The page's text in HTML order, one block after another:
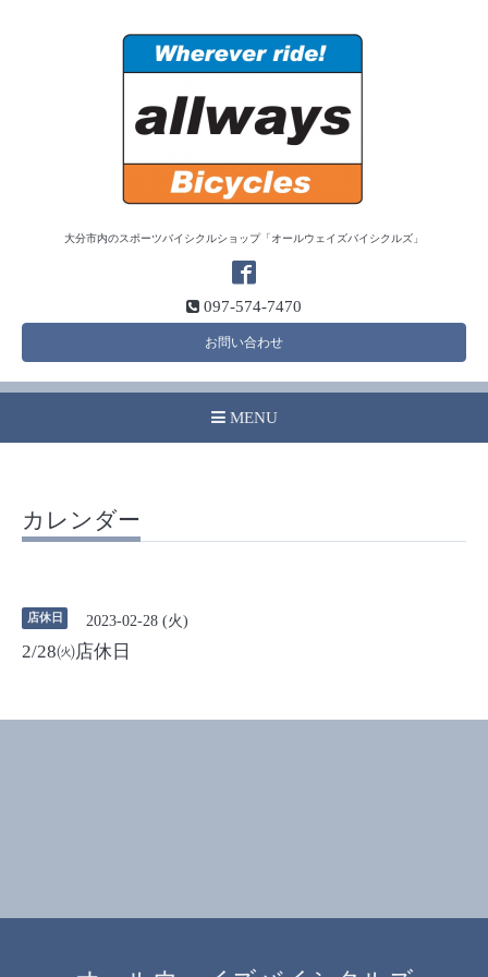
大分市内のスポーツバイシクルショップ「オールウェイズバイシクルズ」
097-574-7470
お問い合わせ
MENU
カレンダー
店休日 2023-02-28 (火)
2/28㈫店休日